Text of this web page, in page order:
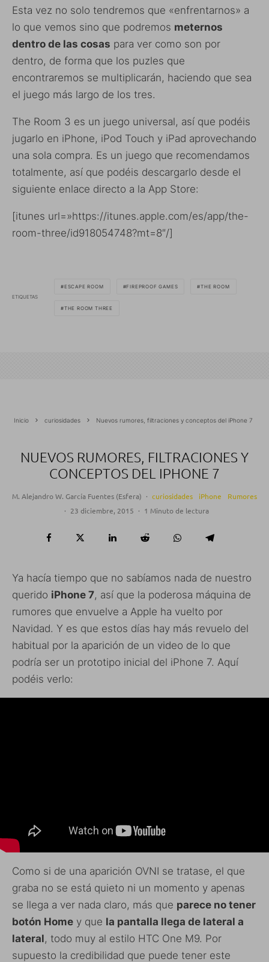
Esta vez no solo tendremos que «enfrentarnos» a
lo que vemos sino que podremos meternos
dentro de las cosas para ver como son por
dentro, de forma que los puzles que
encontraremos se multiplicarán, haciendo que sea
el juego más largo de los tres.
The Room 3 es un juego universal, así que podéis
jugarlo en iPhone, iPod Touch y iPad aprovechando
una sola compra. Es un juego que recomendamos
totalmente, así que podéis descargarlo desde el
siguiente enlace directo a la App Store:
[itunes url=»https://itunes.apple.com/es/app/the-
room-three/id918054748?mt=8″/]
ETIQUETAS
ESCAPE ROOM FIREPROOF GAMES THE ROOM
THE ROOM THREE
Inicio curiosidades Nuevos rumores, filtraciones y conceptos del iPhone 7
NUEVOS RUMORES, FILTRACIONES Y
CONCEPTOS DEL IPHONE 7
M. Alejandro W. García Fuentes (Esfera) · curiosidades iPhone
Rumores
· 23 diciembre, 2015 · 1 Minuto de lectura
Ya hacía tiempo que no sabíamos nada de nuestro
querido iPhone 7, así que la poderosa máquina de
rumores que envuelve a Apple ha vuelto por
Navidad. Y es que estos días hay más revuelo del
habitual por la aparición de un video de lo que
podría ser un prototipo inicial del iPhone 7. Aquí
podéis verlo:
Como si de una aparición OVNI se tratase, el que
graba no se está quieto ni un momento y apenas
se llega a ver nada claro, más que parece no tener
botón Home y que la pantalla llega de lateral a
lateral, todo muy al estilo HTC One M9. Por
supuesto la credibilidad que puede tener este